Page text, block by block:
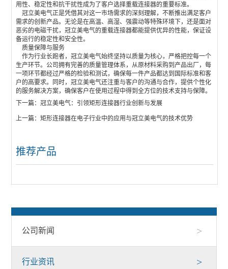
用性、稳定性和抗干扰性成为了客户选择重载连接器的重要标准。
冠立美电气正是凭借其对这一市场需求的深刻理解，不断推出满足客户
需求的创新产品。无论是在高温、高湿、强震动等特殊环境下，还是面对
恶劣的电磁干扰，冠立美电气的重载连接器都能提供优异的性能，保证设
备运行的稳定性和安全性。
质量保障与服务
作为行业长跑者，冠立美电气始终坚持以质量为核心，严格把控每一个
生产环节。公司拥有完善的质量管理体系，从原材料采购到产品出厂，每
一项环节都经过严格的检验和测试，确保每一件产品都达到国际标准和客
户的高要求。同时，冠立美电气还注重与客户的沟通与合作，提供个性化
的服务解决方案，确保客户在使用过程中得到全方位的技术支持与保障。
下一篇：冠立美电气：引领矩形连接器行业创新与发展
上一篇：矩形连接器在电子行业中的应用与冠立美电气的技术优势
推荐产品
>
公司新闻
>
行业资讯